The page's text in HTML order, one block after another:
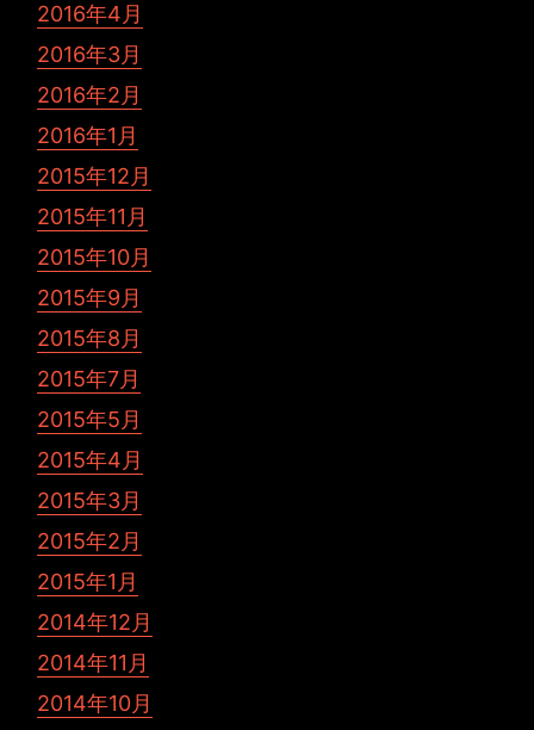
2016年4月
2016年3月
2016年2月
2016年1月
2015年12月
2015年11月
2015年10月
2015年9月
2015年8月
2015年7月
2015年5月
2015年4月
2015年3月
2015年2月
2015年1月
2014年12月
2014年11月
2014年10月